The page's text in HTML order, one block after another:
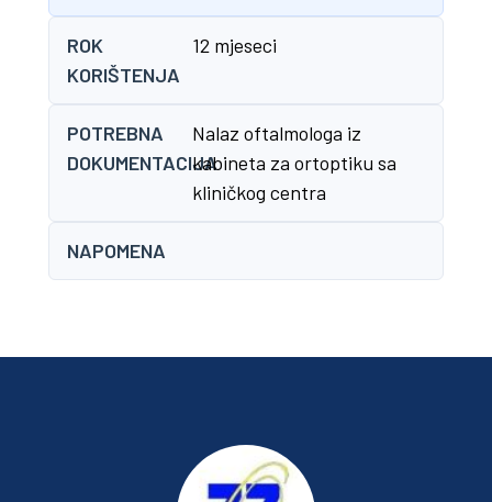
ROK
KORIŠTENJA
12 mjeseci
POTREBNA
DOKUMENTACIJA
Nalaz oftalmologa iz
kabineta za ortoptiku sa
kliničkog centra
NAPOMENA